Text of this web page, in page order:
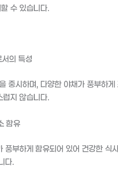
수 있습니다.
의 특성
중시하며, 다양한 야채가 풍부하
럽지 않습니다.
함유
풍부하게 함유되어 있어 건강한 식
다.